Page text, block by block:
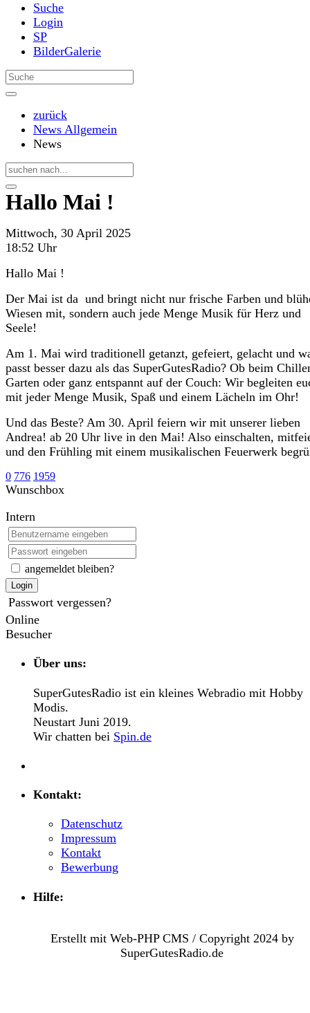
Suche
Login
SP
BilderGalerie
zurück
News Allgemein
News
Hallo Mai !
Mittwoch, 30 April 2025
18:52 Uhr
Hallo Mai !
Der Mai ist da und bringt nicht nur frische Farben und
Wiesen mit, sondern auch jede Menge Musik für Herz und
Seele!
Am 1. Mai wird traditionell getanzt, gefeiert, gelacht und
passt besser dazu als das SuperGutesRadio? Ob beim
Garten oder ganz entspannt auf der Couch: Wir begleiten
mit jeder Menge Musik, Spaß und einem Lächeln im Ohr!
Und das Beste? Am 30. April feiern wir mit unserer lieben
Andrea! ab 20 Uhr live in den Mai! Also einschalten,
und den Frühling mit einem musikalischen Feuerwerk
0 776 1959
Wunschbox
Intern
angemeldet bleiben?
Login
Passwort vergessen?
Online
Besucher
Über uns:
SuperGutesRadio ist ein kleines Webradio mit Hobby
Modis.
Neustart Juni 2019.
Wir chatten bei Spin.de
Kontakt:
Datenschutz
Impressum
Kontakt
Bewerbung
Hilfe:
Erstellt mit Web-PHP CMS / Copyright 2024 by
SuperGutesRadio.de